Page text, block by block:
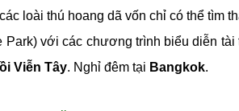
loài thú hoang dã vốn chỉ có thể tìm
Park) với các chương trình biểu diễn
Viễn Tây. Nghỉ đêm tại Bangkok.